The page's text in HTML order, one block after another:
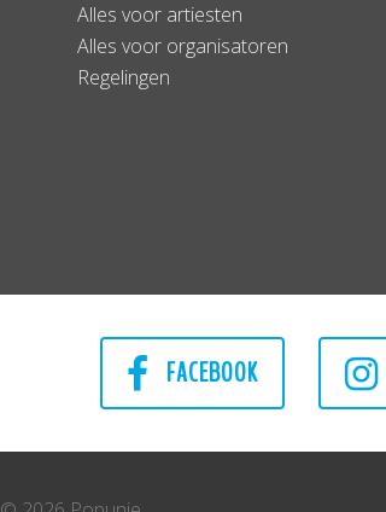
Alles voor artiesten
Alles voor organisatoren
Regelingen
FACEBOOK